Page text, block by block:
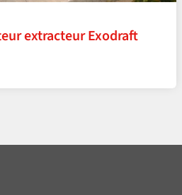
extracteur Exodraft